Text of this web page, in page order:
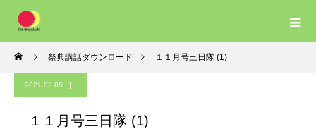
祭典講話ダウンロード １１月号三日隊 (1)
2021.02.05
１１月号三日隊 (1)